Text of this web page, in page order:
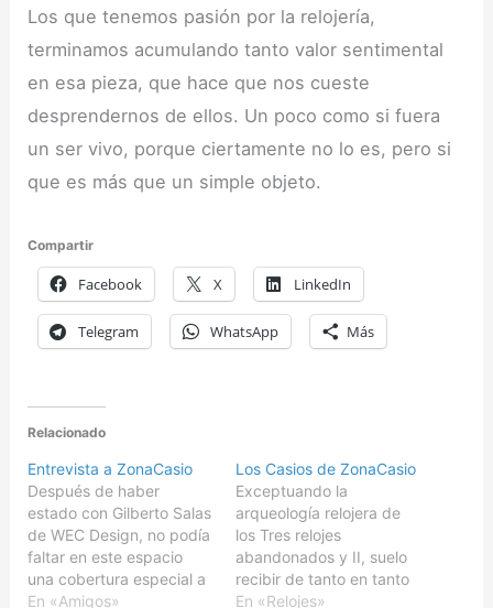
Los que tenemos pasión por la relojería,
terminamos acumulando tanto valor sentimental
en esa pieza, que hace que nos cueste
desprendernos de ellos. Un poco como si fuera
un ser vivo, porque ciertamente no lo es, pero si
que es más que un simple objeto.
Compartir
Facebook X LinkedIn
Telegram WhatsApp Más
Relacionado
Entrevista a ZonaCasio
Después de haber
estado con Gilberto Salas
de WEC Design, no podía
faltar en este espacio
una cobertura especial a
la que es la revista digital
En «Amigos»
Los Casios de ZonaCasio
Exceptuando la
arqueología relojera de
los Tres relojes
abandonados y II, suelo
recibir de tanto en tanto
agradables sorpresas de
En «Relojes»